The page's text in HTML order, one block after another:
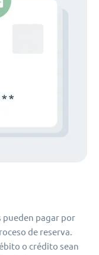
pueden pagar por
de reserva.
o crédito sean